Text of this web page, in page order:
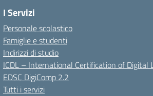
I Servizi
Personale scolastico
Famiglie e studenti
Indirizzi di studio
ICDL – International Certification of Digital
EDSC DigiComp 2.2
Tutti i servizi